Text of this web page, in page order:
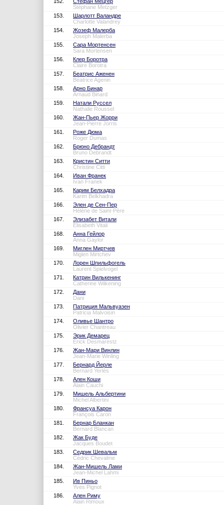
Stéphane Metzger
153.
Шарлотт Валандре
Charlotte Valandrey
154.
Жозеф Малерба
Joseph Malerba
155.
Сара Мортенсен
Sara Mortensen
156.
Клер Боротра
Claire Borotra
157.
Беатрис Аженен
Béatrice Agenin
158.
Арно Бинар
Arnaud Binard
159.
Натали Руссел
Nathalie Roussel
160.
Жан-Пьер Жорри
Jean-Pierre Jorris
161.
Роже Дюма
Roger Dumas
162.
Брюно Дебрандт
Bruno Debrandt
163.
Кристин Ситти
Christine Citti
164.
Иван Франек
Ivan Franek
165.
Карим Белхадра
Karim Belkhadra
166.
Элен де Сен-Пер
Hélène de Saint-Père
167.
Элизабет Витали
Élisabeth Vitali
168.
Анна Гейлор
Anna Gaylor
169.
Миглен Миртчев
Miglen Mirtchev
170.
Лорен Шпильфогель
Laurent Spielvogel
171.
Катрин Вилькенинг
Catherine Wilkening
172.
Дани
Dani
173.
Патриция Мальвуазен
Patricia Malvoisin
174.
Оливье Шантро
Olivier Chantreau
175.
Эрик Демарец
Erick Desmarestz
176.
Жан-Мари Винлин
Jean-Marie Winling
177.
Бернард Йерле
Bernard Yerlès
178.
Ален Коши
Alain Cauchi
179.
Мишель Альбертини
Michel Albertini
180.
Франсуа Карон
François Caron
181.
Бернар Бланкан
Bernard Blancan
182.
Жак Буде
Jacques Boudet
183.
Седрик Шевальм
Cédric Chevalme
184.
Жан-Мишель Лами
Jean-Michel Lahmi
185.
Ив Пиньо
Yves Pignot
186.
Ален Риму
Alain Rimoux